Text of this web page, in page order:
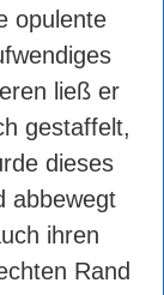
opulente
ließ er
gestaffelt,
dieses
abbewegt
ihren
Rand